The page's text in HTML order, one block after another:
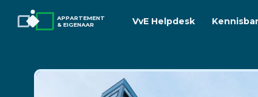
APPARTEMENT
& EIGENAAR
VvE Helpdesk